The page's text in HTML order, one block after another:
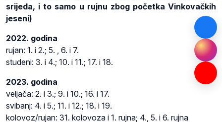
srijeda, i to samo u rujnu zbog početka Vinkovačkih
jeseni)
2022. godina
rujan: 1. i 2.; 5. , 6. i 7.
studeni: 3. i 4.; 10. i 11.; 17. i 18.
2023. godina
veljača: 2. i 3.; 9. i 10.; 16. i 17.
svibanj: 4. i 5.; 11. i 12.; 18. i 19.
kolovoz/rujan: 31. kolovoza i 1. rujna; 4., 5. i 6. rujna